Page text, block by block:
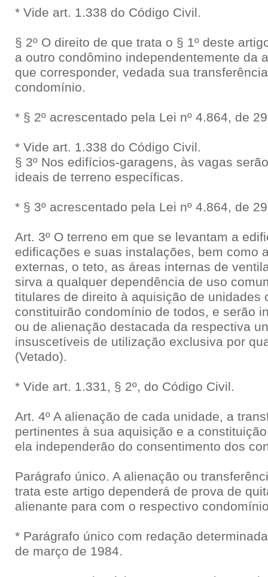
* Vide art. 1.338 do Código Civil.
§ 2º O direito de que trata o § 1º deste
a outro condômino independentemente da
que corresponder, vedada sua
condomínio.
* § 2º acrescentado pela Lei nº 4.864, de
* Vide art. 1.338 do Código Civil.
§ 3º Nos edifícios-garagens, às vagas
ideais de terreno específicas.
* § 3º acrescentado pela Lei nº 4.864, de
Art. 3º O terreno em que se levantam a
edificações e suas instalações, bem como
externas, o teto, as áreas internas de
sirva a qualquer dependência de uso
titulares de direito à aquisição de unidades
constituirão condomínio de todos, e serão
ou de alienação destacada da respectiva
insuscetíveis de utilização exclusiva por
(Vetado).
* Vide art. 1.331, § 2º, do Código Civil.
Art. 4º A alienação de cada unidade, a
pertinentes à sua aquisição e a
ela independerão do consentimento dos
Parágrafo único. A alienação ou
trata este artigo dependerá de prova de
alienante para com o respectivo
* Parágrafo único com redação
de março de 1984.